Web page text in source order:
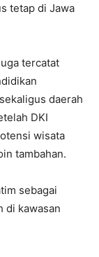
tetap di Jawa
tercatat
daerah
DKI
wisata
tambahan.
sebagai
di kawasan